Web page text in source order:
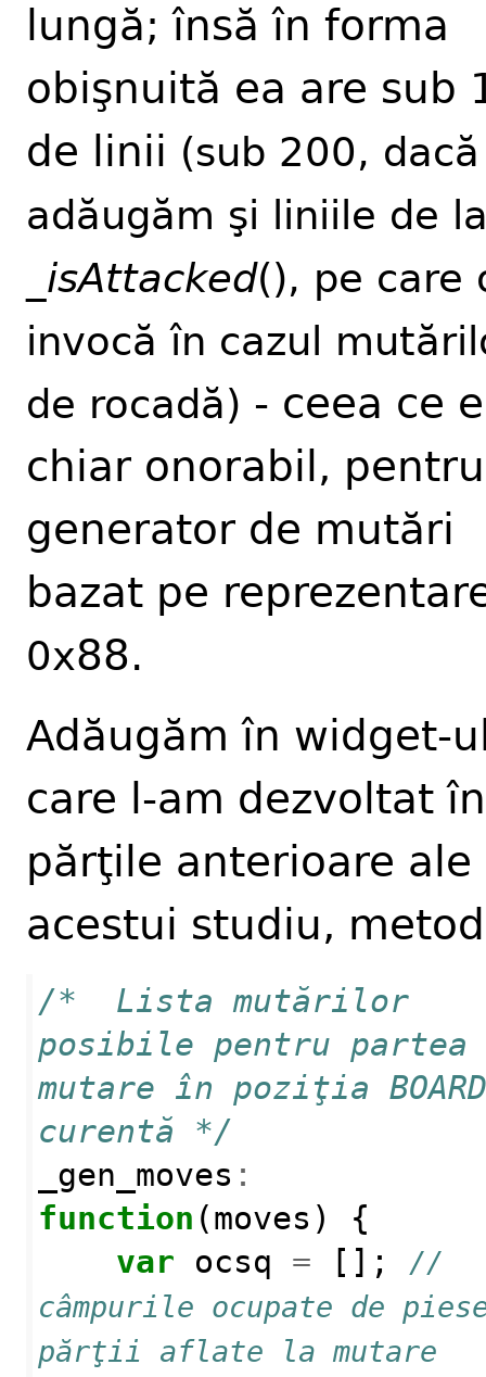
lungă; însă în forma
obişnuită ea are sub
de linii (sub 200, dacă
adăugăm şi liniile de
isAttacked(), pe care
invocă în cazul
de rocadă) - ceea ce
chiar onorabil,
generator de mutări
bazat pe
0x88.
Adăugăm în widget-
care l-am dezvoltat în
părţile anterioare ale
acestui studiu,
/*  Lista mutărilor
posibile pentru partea
mutare în poziţia
curentă */
_gen_moves :
function (moves )
{
var ocsq = [];
//
câmpurile ocupate de
părţii aflate la mutare